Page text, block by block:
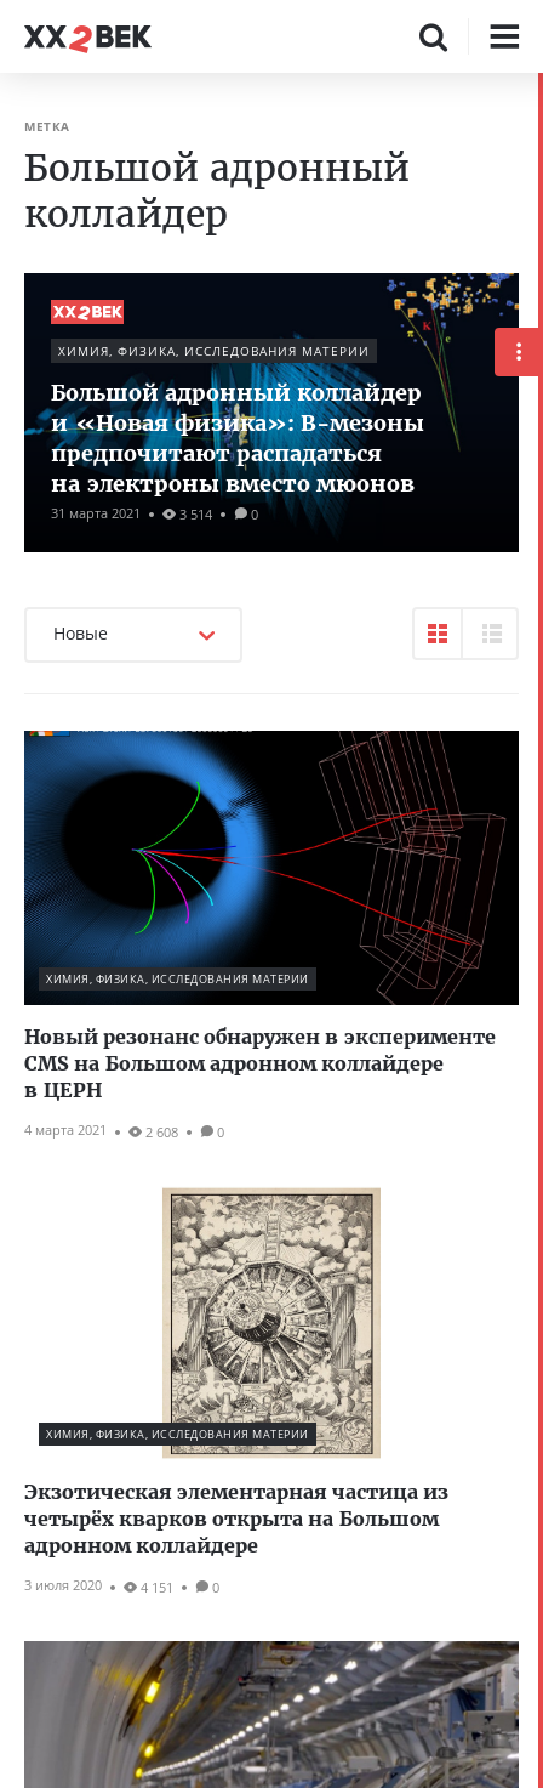
МЕТКА
Большой адронный
коллайдер
ХИМИЯ, ФИЗИКА, ИССЛЕДОВАНИЯ МАТЕРИИ
Большой адронный коллайдер
и «Новая физика»: B-мезоны
предпочитают распадаться
на электроны вместо мюонов
31 марта 2021 3 514 0
Новые
ХИМИЯ, ФИЗИКА, ИССЛЕДОВАНИЯ МАТЕРИИ
Новый резонанс обнаружен в эксперименте
CMS на Большом адронном коллайдере
в ЦЕРН
4 марта 2021 2 608 0
ХИМИЯ, ФИЗИКА, ИССЛЕДОВАНИЯ МАТЕРИИ
Экзотическая элементарная частица из
четырёх кварков открыта на Большом
адронном коллайдере
3 июля 2020 4 151 0